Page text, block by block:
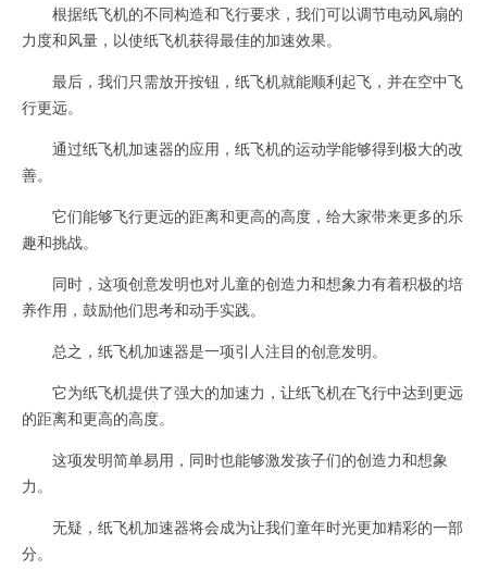
根据纸飞机的不同构造和飞行要求，我们可以调节电动风扇的
力度和风量，以使纸飞机获得最佳的加速效果。
最后，我们只需放开按钮，纸飞机就能顺利起飞，并在空中飞
行更远。
通过纸飞机加速器的应用，纸飞机的运动学能够得到极大的改
善。
它们能够飞行更远的距离和更高的高度，给大家带来更多的乐
趣和挑战。
同时，这项创意发明也对儿童的创造力和想象力有着积极的培
养作用，鼓励他们思考和动手实践。
总之，纸飞机加速器是一项引人注目的创意发明。
它为纸飞机提供了强大的加速力，让纸飞机在飞行中达到更远
的距离和更高的高度。
这项发明简单易用，同时也能够激发孩子们的创造力和想象
力。
无疑，纸飞机加速器将会成为让我们童年时光更加精彩的一部
分。